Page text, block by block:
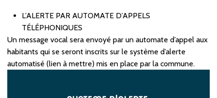
L’ALERTE PAR AUTOMATE D’APPELS
TÉLÉPHONIQUES
Un message vocal sera envoyé par un automate d’appel aux
habitants qui se seront inscrits sur le système d’alerte
automatisé (lien à mettre) mis en place par la commune.